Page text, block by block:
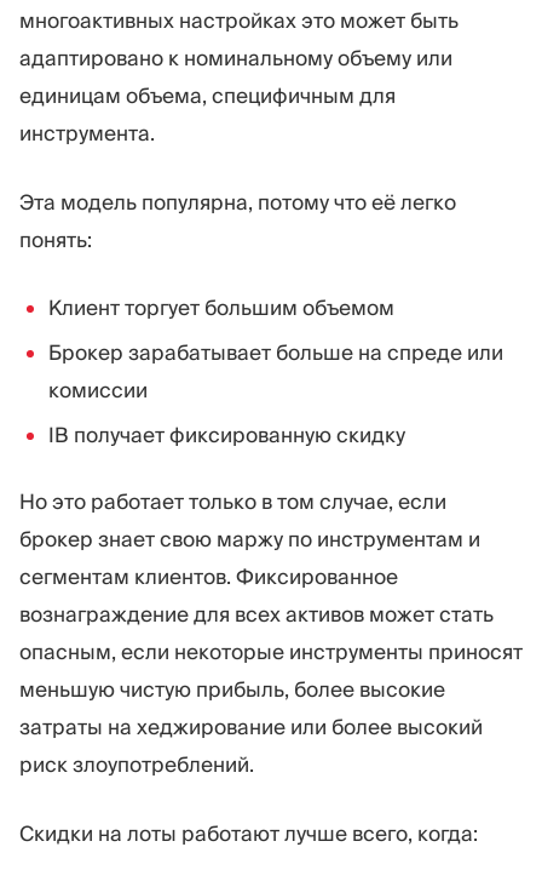
многоактивных настройках это может быть
адаптировано к номинальному объему или
единицам объема, специфичным для
инструмента.
Эта модель популярна, потому что её легко
понять:
Клиент торгует большим объемом
Брокер зарабатывает больше на спреде или
комиссии
IB получает фиксированную скидку
Но это работает только в том случае, если
брокер знает свою маржу по инструментам и
сегментам клиентов. Фиксированное
вознаграждение для всех активов может стать
опасным, если некоторые инструменты приносят
меньшую чистую прибыль, более высокие
затраты на хеджирование или более высокий
риск злоупотреблений.
Скидки на лоты работают лучше всего, когда: